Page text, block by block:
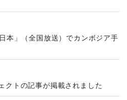
本」（全国放送）でカンボジア手
クトの記事が掲載されました